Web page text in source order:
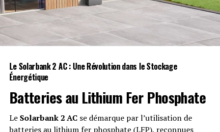
Le Solarbank 2 AC : Une Révolution dans le Stockage
Énergétique
Batteries au Lithium Fer Phosphate
Le Solarbank 2 AC se démarque par l’utilisation de
batteries au lithium fer phosphate(LFP), reconnues